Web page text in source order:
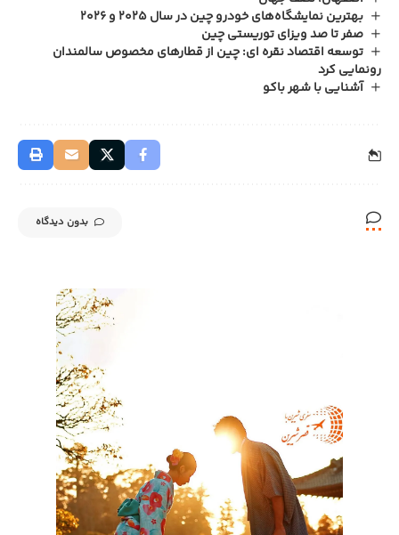
بهترین نمایشگاه‌های خودرو چین در سال ۲۰۲۵ و ۲۰۲۶
صفر تا صد ویزای توریستی چین
توسعه اقتصاد نقره‌ ای: چین از قطارهای مخصوص سالمندان
رونمایی کرد
آشنایی با شهر باکو
بدون دیدگاه